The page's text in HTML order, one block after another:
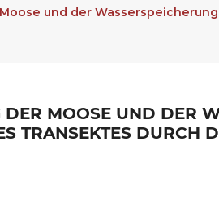
und der
MOOSE UND DER
TRANSEKTES DURCH